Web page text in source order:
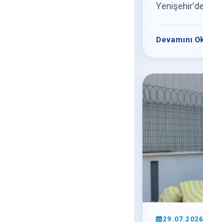
Devamını
29.07.2026